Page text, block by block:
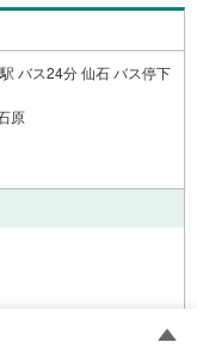
バス24分 仙石 バス停下
原